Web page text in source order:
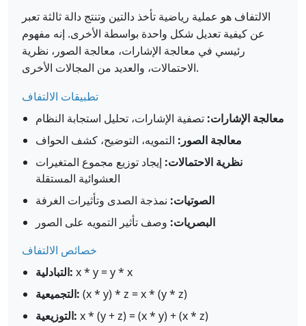
الالتفاف هو عملية رياضية تأخذ دالتين وتنتج دالة ثالثة تعبر
عن كيفية تعديل شكل واحدة بواسطة الأخرى. إنه مفهوم
رئيسي في معالجة الإشارات، معالجة الصور، نظرية
الاحتمالات، والعديد من المجالات الأخرى.
تطبيقات الالتفاف
معالجة الإشارات: تصفية الإشارات، تحليل استجابة النظام
معالجة الصور: التمويه، التوضيح، كشف الحواف
نظرية الاحتمالات: إيجاد توزيع مجموع المتغيرات
العشوائية المستقلة
الصوتيات: نمذجة الصدى وتأثيرات الغرفة
البصريات: وصف تأثير التمويه على الصور
خصائص الالتفاف
التبادلية: x * y = y * x
التجميعية: (x * y) * z = x * (y * z)
التوزيعية: x * (y + z) = (x * y) + (x * z)